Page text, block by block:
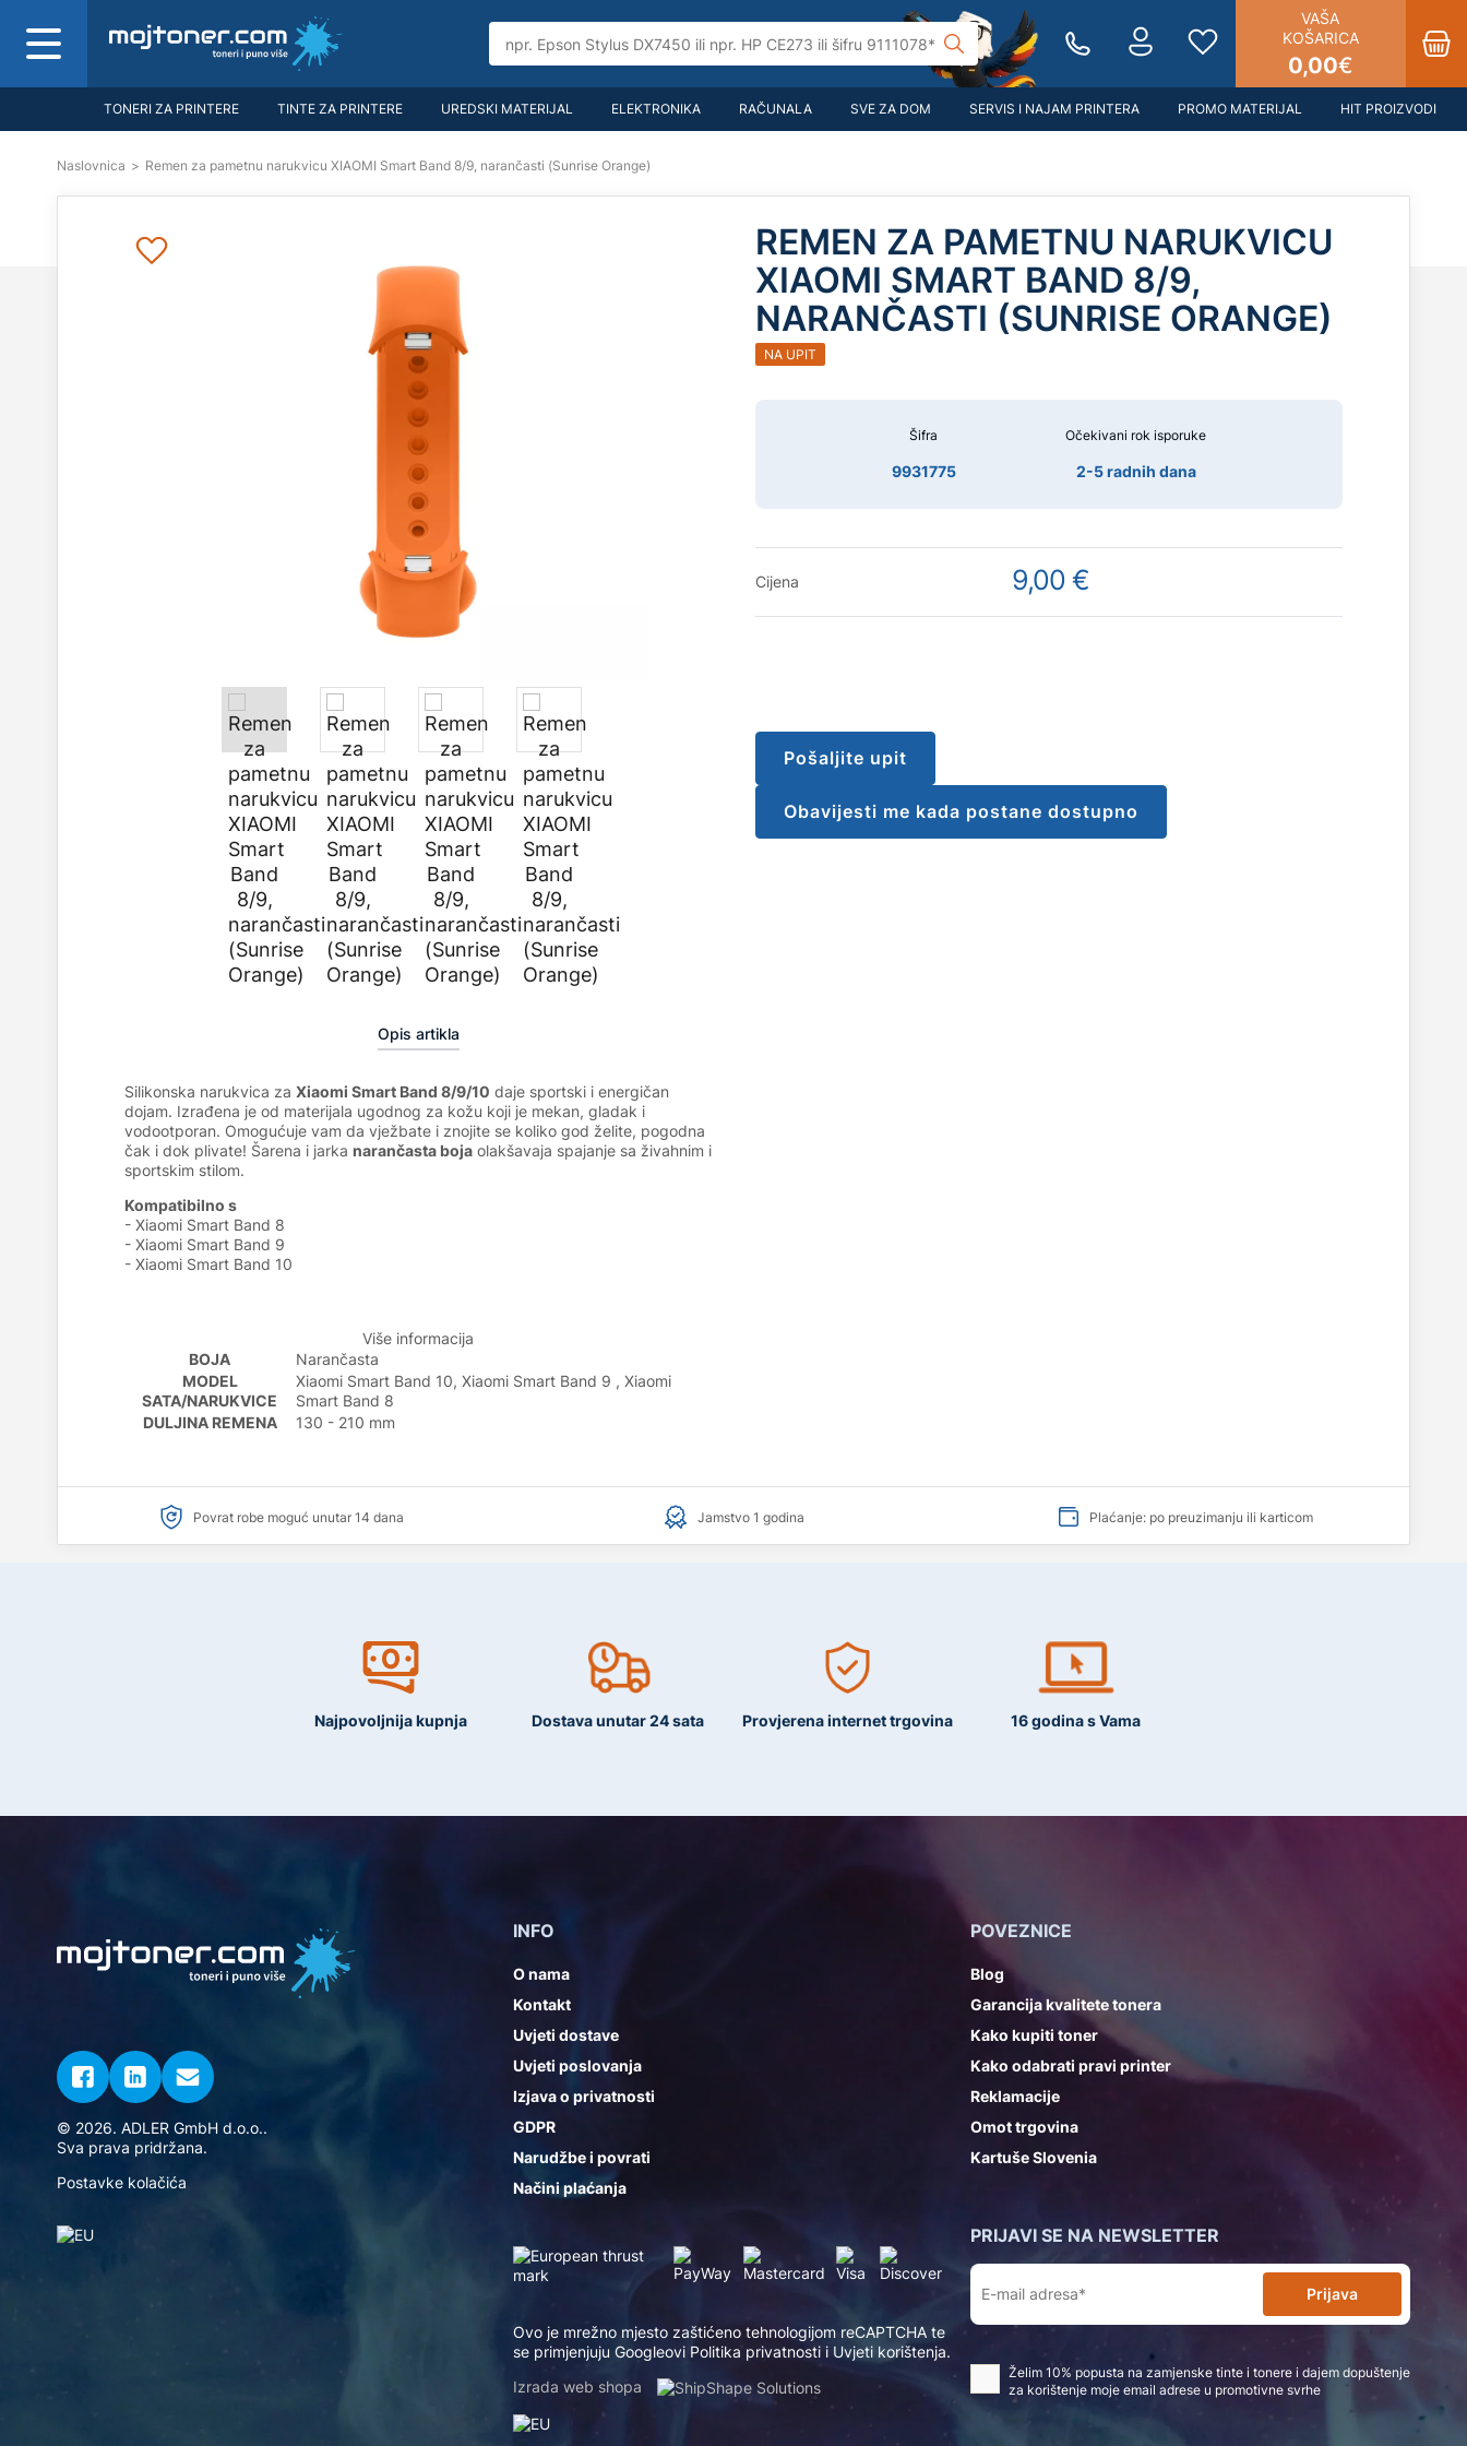
VAŠA
KOŠARICA
0,00€
TONERI ZA PRINTERE TINTE ZA PRINTERE UREDSKI MATERIJAL ELEKTRONIKA RAČUNALA SVE ZA DOM SERVIS I NAJAM PRINTERA PROMO MATERIJAL HIT PROIZVODI
Naslovnica > Remen za pametnu narukvicu XIAOMI Smart Band 8/9, narančasti (Sunrise Orange)
Opis artikla
Silikonska narukvica za Xiaomi Smart Band 8/9/10 daje sportski i energičan
dojam. Izrađena je od materijala ugodnog za kožu koji je mekan, gladak i
vodootporan. Omogućuje vam da vježbate i znojite se koliko god želite, pogodna
čak i dok plivate! Šarena i jarka narančasta boja olakšavaja spajanje sa živahnim i
sportskim stilom.
Kompatibilno s
- Xiaomi Smart Band 8
- Xiaomi Smart Band 9
- Xiaomi Smart Band 10
Više informacija
BOJA
Narančasta
MODEL
SATA/NARUKVICE
Xiaomi Smart Band 10, Xiaomi Smart Band 9 , Xiaomi
Smart Band 8
DULJINA REMENA
130 - 210 mm
REMEN ZA PAMETNU NARUKVICU
XIAOMI SMART BAND 8/9,
NARANČASTI (SUNRISE ORANGE)
NA UPIT
Šifra
9931775
Očekivani rok isporuke
2-5 radnih dana
Cijena 9,00 €
Pošaljite upit
Obavijesti me kada postane dostupno
Povrat robe moguć unutar 14 dana Jamstvo 1 godina Plaćanje: po preuzimanju ili karticom
Najpovoljnija kupnja Dostava unutar 24 sata Provjerena internet trgovina 16 godina s Vama
© 2026. ADLER GmbH d.o.o..
Sva prava pridržana.
Postavke kolačića
INFO
O nama
Kontakt
Uvjeti dostave
Uvjeti poslovanja
Izjava o privatnosti
GDPR
Narudžbe i povrati
Načini plaćanja
POVEZNICE
Blog
Garancija kvalitete tonera
Kako kupiti toner
Kako odabrati pravi printer
Reklamacije
Omot trgovina
Kartuše Slovenia
Ovo je mrežno mjesto zaštićeno tehnologijom reCAPTCHA te
se primjenjuju Googleovi Politika privatnosti i Uvjeti korištenja.
Izrada web shopa
PRIJAVI SE NA NEWSLETTER
Prijava
Želim 10% popusta na zamjenske tinte i tonere i dajem dopuštenje
za korištenje moje email adrese u promotivne svrhe